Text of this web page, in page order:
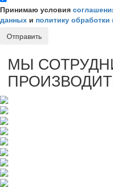
Принимаю условия
данных и политику
Отправить
МЫ